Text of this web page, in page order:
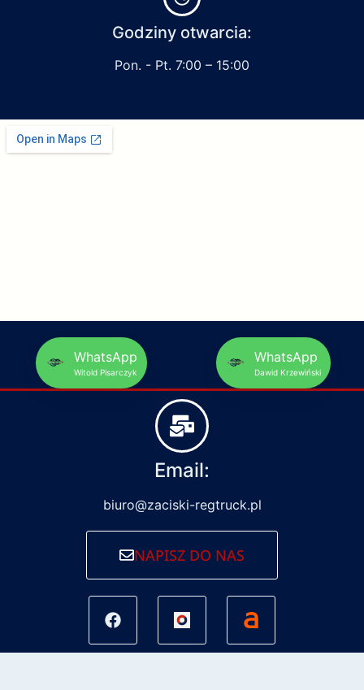
Godziny otwarcia:
Pon. - Pt. 7:00 – 15:00
WhatsApp
Witold Pisarczyk
WhatsApp
Dawid Krzewiński
Email:
biuro@zaciski-regtruck.pl
NAPISZ DO NAS